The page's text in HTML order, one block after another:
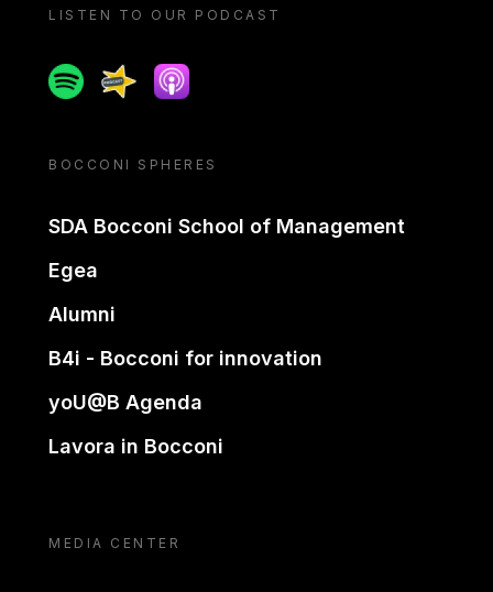
LISTEN TO OUR PODCAST
SpotifySpreakerApple podcast
BOCCONI SPHERES
SDA Bocconi School of Management
Egea
Alumni
B4i - Bocconi for innovation
yoU@B Agenda
Lavora in Bocconi
MEDIA CENTER